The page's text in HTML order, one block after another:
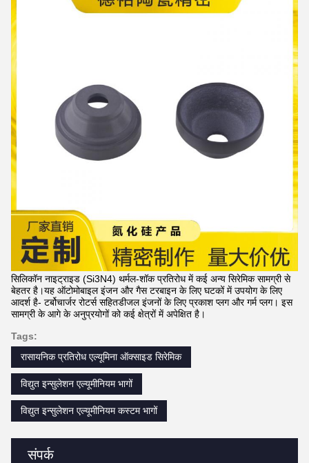
संपर्क
सिलिकॉन नाइट्राइड (Si3N4) थर्मल-शॉक प्रतिरोध में कई अन्य सिरेमिक सामग्री से
बेहतर है।यह ऑटोमोबाइल इंजन और गैस टरबाइन के लिए घटकों में उपयोग के लिए
आदर्श है- टर्बोचार्जर रोटर्स सहितडीजल इंजनों के लिए प्रकाश प्लग और गर्म प्लग। इस
सामग्री के आगे के अनुप्रयोगों को कई क्षेत्रों में अपेक्षित है।
Tags:
रासायनिक प्रतिरोध एल्यूमिना ऑक्साइड सिरेमिक
विद्युत इन्सुलेशन एल्यूमीनियम भागों
विद्युत इन्सुलेशन एल्यूमीनियम कस्टम भागों